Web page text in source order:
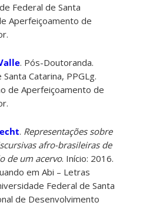
Federal de Santa
Aperfeiçoamento de
. Pós-Doutoranda.
Catarina, PPGLg.
de Aperfeiçoamento de
. Representações sobre
afro-brasileiras de
de um acervo. Início: 2016.
em Abi – Letras
Federal de Santa
de Desenvolvimento